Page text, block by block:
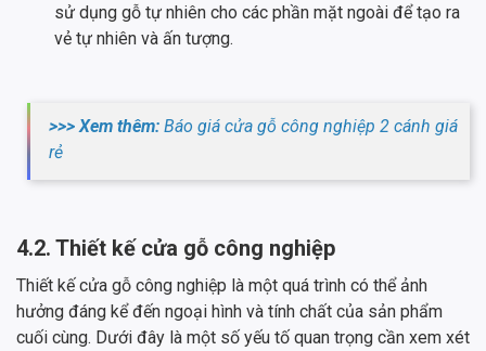
sử dụng gỗ tự nhiên cho các phần mặt ngoài để tạo ra
vẻ tự nhiên và ấn tượng.
>>> Xem thêm: Báo giá cửa gỗ công nghiệp 2 cánh giá
rẻ
4.2. Thiết kế cửa gỗ công nghiệp
Thiết kế cửa gỗ công nghiệp là một quá trình có thể ảnh
hưởng đáng kể đến ngoại hình và tính chất của sản phẩm
cuối cùng. Dưới đây là một số yếu tố quan trọng cần xem xét